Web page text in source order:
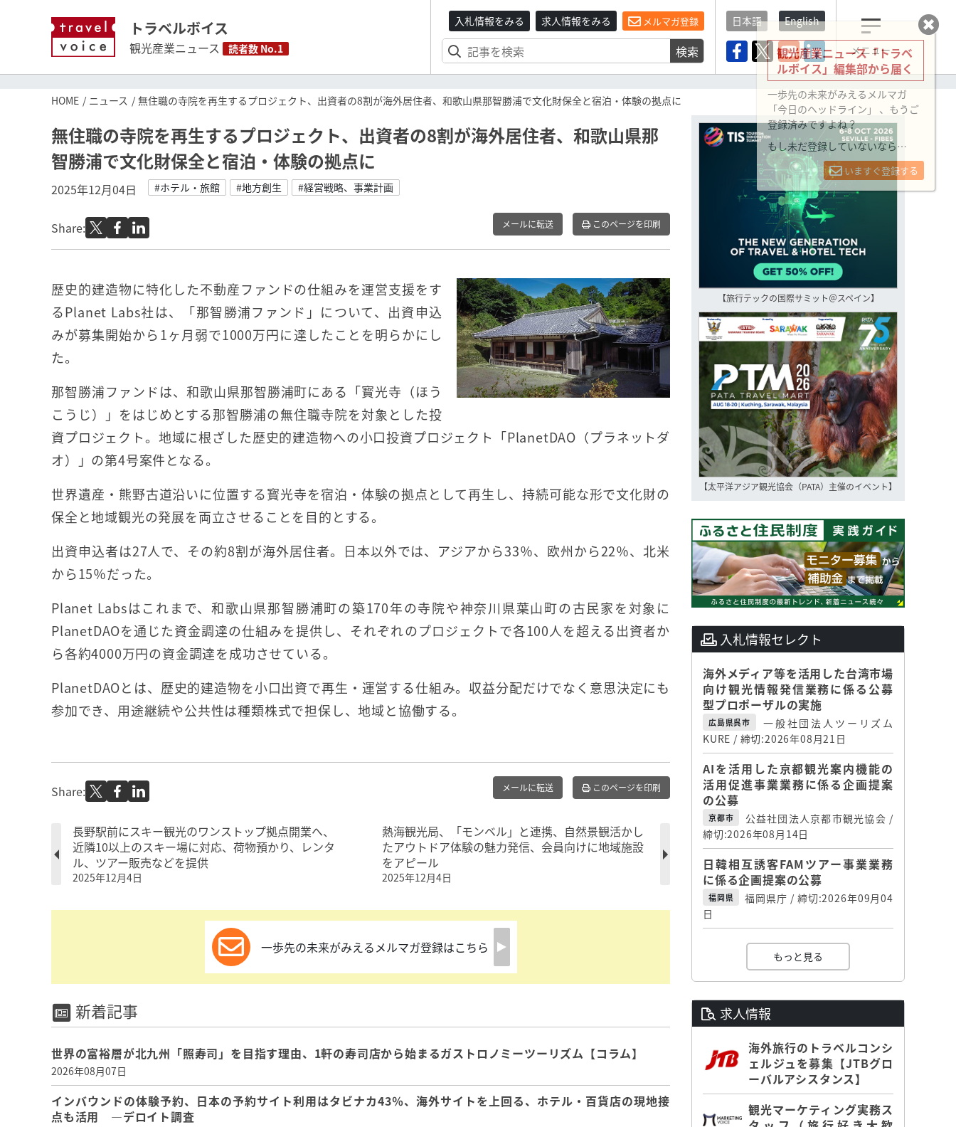
トラベルボイス
観光産業ニュース 読者数 No.1
入札情報をみる 求人情報をみる メルマガ登録
検索
日本語 English
メニュー
HOME ニュース 無住職の寺院を再生するプロジェクト、出資者の8割が海外居住者、和歌山県那智勝浦で文化財保全と宿泊・体験の拠点に
無住職の寺院を再生するプロジェクト、出資者の8割が海外居住者、和歌山県那
智勝浦で文化財保全と宿泊・体験の拠点に
2025年12月04日 #ホテル・旅館 #地方創生 #経営戦略、事業計画
Share: メールに転送 このページを印刷
歴史的建造物に特化した不動産ファンドの仕組みを運営支援をす
るPlanet Labs社は、「那智勝浦ファンド」について、出資申込
みが募集開始から1ヶ月弱で1000万円に達したことを明らかにし
た。
那智勝浦ファンドは、和歌山県那智勝浦町にある「寳光寺（ほう
こうじ）」をはじめとする那智勝浦の無住職寺院を対象とした投
資プロジェクト。地域に根ざした歴史的建造物への小口投資プロジェクト「PlanetDAO（プラネットダ
オ）」の第4号案件となる。
世界遺産・熊野古道沿いに位置する寳光寺を宿泊・体験の拠点として再生し、持続可能な形で文化財の
保全と地域観光の発展を両立させることを目的とする。
出資申込者は27人で、その約8割が海外居住者。日本以外では、アジアから33％、欧州から22％、北米
から15％だった。
Planet Labsはこれまで、和歌山県那智勝浦町の築170年の寺院や神奈川県葉山町の古民家を対象に
PlanetDAOを通じた資金調達の仕組みを提供し、それぞれのプロジェクトで各100人を超える出資者か
ら各約4000万円の資金調達を成功させている。
PlanetDAOとは、歴史的建造物を小口出資で再生・運営する仕組み。収益分配だけでなく意思決定にも
参加でき、用途継続や公共性は種類株式で担保し、地域と協働する。
Share: メールに転送 このページを印刷
長野駅前にスキー観光のワンストップ拠点開業へ、
近隣10以上のスキー場に対応、荷物預かり、レンタ
ル、ツアー販売などを提供
2025年12月4日
熱海観光局、「モンベル」と連携、自然景観活かし
たアウトドア体験の魅力発信、会員向けに地域施設
をアピール
2025年12月4日
一歩先の未来がみえるメルマガ登録はこちら
新着記事
世界の富裕層が北九州「照寿司」を目指す理由、1軒の寿司店から始まるガストロノミーツーリズム【コラム】
2026年08月07日
インバウンドの体験予約、日本の予約サイト利用はタビナカ43％、海外サイトを上回る、ホテル・百貨店の現地接
点も活用 ―デロイト調査
【旅行テックの国際サミット＠スペイン】
【太平洋アジア観光協会（PATA）主催のイベント】
入札情報セレクト
海外メディア等を活用した台湾市場
向け観光情報発信業務に係る公募
型プロポーザルの実施
広島県呉市
一般社団法人ツーリズム
KURE / 締切:2026年08月21日
AIを活用した京都観光案内機能の
活用促進事業業務に係る企画提案
の公募
京都市
公益社団法人京都市観光協会 /
締切:2026年08月14日
日韓相互誘客FAMツアー事業業務
に係る企画提案の公募
福岡県
福岡県庁 / 締切:2026年09月04
日
もっと見る
求人情報
海外旅行のトラベルコンシ
ェルジュを募集【JTBグロ
ーバルアシスタンス】
観光マーケティング実務ス
観光産業ニュース「トラベ
ルボイス」編集部から届く
一歩先の未来がみえるメルマガ
「今日のヘッドライン」 、もうご
登録済みですよね？
もし未だ登録していないなら…
いますぐ登録する